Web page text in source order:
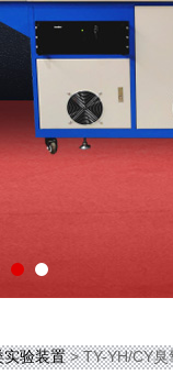
实验装置> TY-YH/CY臭